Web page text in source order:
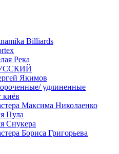
Billiards
Река
Якимов
удлиненные
киёв
Максима Николаенко
Пула
Снукера
Бориса Григорьева